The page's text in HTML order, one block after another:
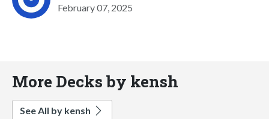
February 07, 2025
More Decks by kensh
See All by kensh